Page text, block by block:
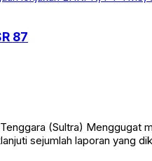
87
(Sultra) Menggugat
sejumlah laporan yang